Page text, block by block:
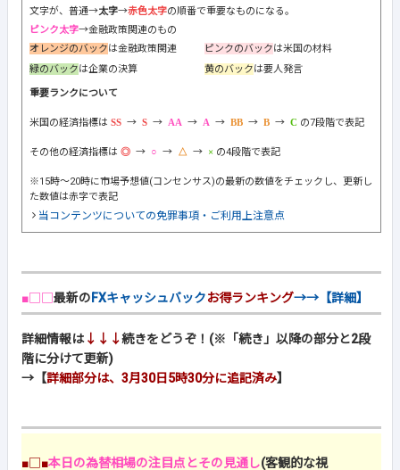
文字が、普通→太字→赤色太字の順番で重要なものになる。
ピンク太字→金融政策関連のもの
オレンジのバックは金融政策関連 ピンクのバックは米国の材料
緑のバックは企業の決算 黄のバックは要人発言
重要ランクについて
米国の経済指標は → → → → → → の7段階で表記
その他の経済指標は → → → の4段階で表記
※15時～20時に市場予想値(コンセンサス)の最新の数値をチェックし、更新し
た数値は赤字で表記
当コンテンツについての免罪事項・ご利用上注意点
■□□最新の FXキャッシュバックお得ランキング→→【詳細】
詳細情報は↓↓↓続きをどうぞ！(※「続き」以降の部分と2段
階に分けて更新)
→【詳細部分は、3月30日5時30分に追記済み】
■□■本日の為替相場の注目点とその見通し(客観的な視